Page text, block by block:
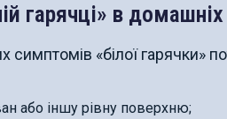
гарячці» в
«білої гарячки»
або іншу рівну поверхню;